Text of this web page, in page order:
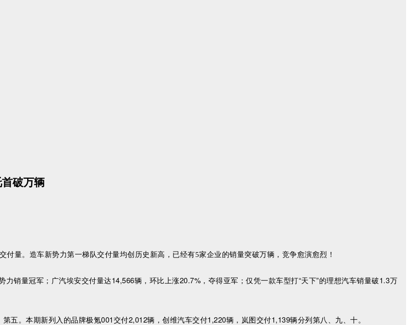
破万辆
付量。造车新势力第一梯队交付量均创历史新高，已经有5家企业的销量突破万辆，竞争愈演愈烈！
销量冠军；广汽埃安交付量达14,566辆，环比上涨20.7%，夺得亚军；仅凭一款车型打“天下”的理想汽车销量破1.3万
五。本期新列入的品牌极氪001交付2,012辆，创维汽车交付1,220辆，岚图交付1,139辆分列第八、九、十。